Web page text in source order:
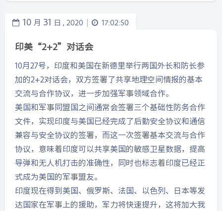
10 月 31 日 , 2020 | 17:02:50
印美“2+2”对话会
10月27号，印度和美国在新德里举行两国外长和防长参
加的2+2对话会，双方签署了共享地理空间情报的基本
交流与合作协议，进一步加强军事领域合作。
美国和军事同盟国之间通常会签署三个基础性防务合作
文件，实现印度与美国已经完成了后勤安全协议和通信
兼容与安全协议的签署，而这一次签署基本交流与合作
协议，意味着印度可以共享美国的敏感卫星数据，提高
导弹和无人机打击的准确性，同时也标志着印度已经正
式成为美国的军事盟友。
印度现在得到美国、俄罗斯、法国、以色列、日本等发
达国家在军事上的援助，军力将快速提升，这将加大我